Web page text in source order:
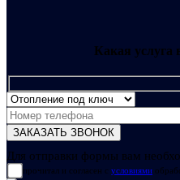
Какая услуга
Для отправки формы вам
прочитал и согласен с условиями